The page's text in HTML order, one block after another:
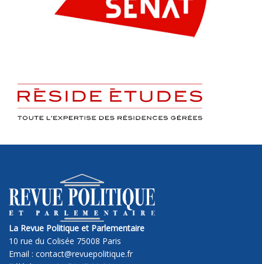
La Revue Politique et Parlementaire
10 rue du Colisée 75008 Paris
Email : contact@revuepolitique.fr